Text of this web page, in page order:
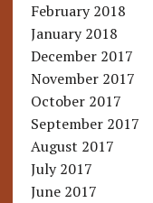
February 2018
January 2018
December 2017
November 2017
October 2017
September 2017
August 2017
July 2017
June 2017